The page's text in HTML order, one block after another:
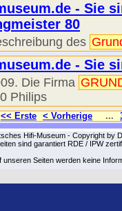
- Sie
80
des
- Sie
Die Firma
Philips
<< Erste < Vorherige ...
Hifi-Museum - Copyright by
sind garantiert RDE / IPW
unseren Seiten werden keine